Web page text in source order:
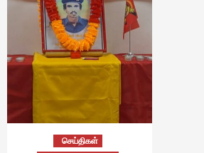
செய்திகள்